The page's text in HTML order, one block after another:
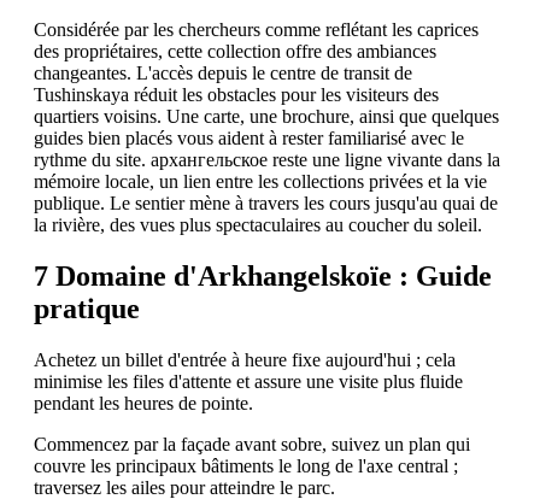
Considérée par les chercheurs comme reflétant les caprices
des propriétaires, cette collection offre des ambiances
changeantes. L'accès depuis le centre de transit de
Tushinskaya réduit les obstacles pour les visiteurs des
quartiers voisins. Une carte, une brochure, ainsi que quelques
guides bien placés vous aident à rester familiarisé avec le
rythme du site. архангельское reste une ligne vivante dans la
mémoire locale, un lien entre les collections privées et la vie
publique. Le sentier mène à travers les cours jusqu'au quai de
la rivière, des vues plus spectaculaires au coucher du soleil.
7 Domaine d'Arkhangelskoïe : Guide
pratique
Achetez un billet d'entrée à heure fixe aujourd'hui ; cela
minimise les files d'attente et assure une visite plus fluide
pendant les heures de pointe.
Commencez par la façade avant sobre, suivez un plan qui
couvre les principaux bâtiments le long de l'axe central ;
traversez les ailes pour atteindre le parc.